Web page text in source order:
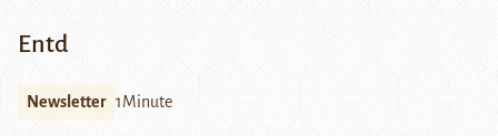
Entd
Newsletter 1Minute